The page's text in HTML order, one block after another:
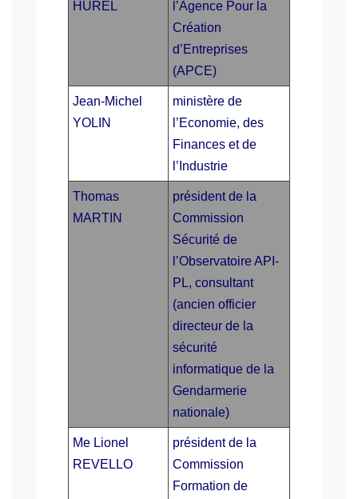
HUREL
l’Agence Pour la
Création
d’Entreprises
(APCE)
Jean-Michel
YOLIN
ministère de
l’Economie, des
Finances et de
l’Industrie
Thomas
MARTIN
président de la
Commission
Sécurité de
l’Observatoire API-
PL, consultant
(ancien officier
directeur de la
sécurité
informatique de la
Gendarmerie
nationale)
Me Lionel
REVELLO
président de la
Commission
Formation de